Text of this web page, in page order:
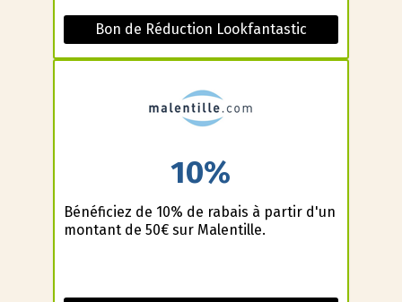
Bon de Réduction Lookfantastic
10%
Bénéficiez de 10% de rabais à partir d'un
montant de 50€ sur Malentille.